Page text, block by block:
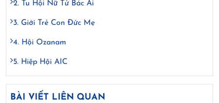
2. Tu Hội Nữ Tử Bác Ái
3. Giới Trẻ Con Đức Mẹ
4. Hội Ozanam
5. Hiệp Hội AIC
BÀI VIẾT LIÊN QUAN